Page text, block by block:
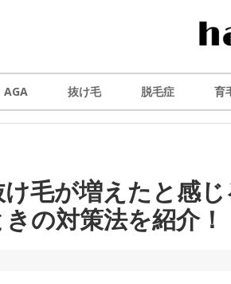
AGA 抜け毛 脱毛症 育
毛が増えたと感
の対策法を紹介！